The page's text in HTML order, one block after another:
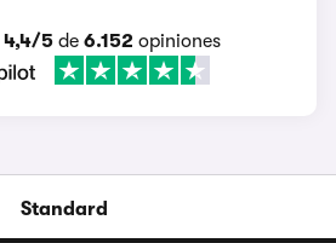
4,4/5 de 6.152 opiniones
Standard